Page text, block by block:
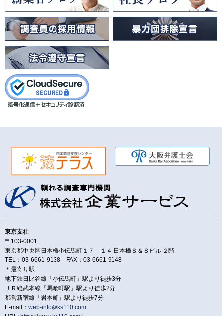
東京支社
〒103-0001
東京都中央区日本橋小伝馬町１７－１４ 日本橋Ｓ＆Ｓビル ２階
TEL：03-6661-9138 FAX：03-6661-9148
＊最寄り駅
地下鉄日比谷線「小伝馬町」駅より徒歩3分
ＪＲ総武本線「馬喰町駅」駅より徒歩2分
都営新宿線「岩本町」駅より徒歩7分
E-mail： web-info@ks110.com